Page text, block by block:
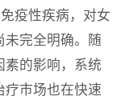
疫性疾病，对女
未完全明确。随
素的影响，系统
疗市场也在快速